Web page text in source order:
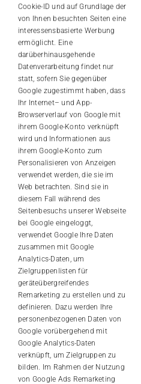
Cookie-ID und auf Grundlage der
von Ihnen besuchten Seiten eine
interessensbasierte Werbung
ermöglicht. Eine
darüberhinausgehende
Datenverarbeitung findet nur
statt, sofern Sie gegenüber
Google zugestimmt haben, dass
Ihr Internet– und App-
Browserverlauf von Google mit
ihrem Google-Konto verknüpft
wird und Informationen aus
ihrem Google-Konto zum
Personalisieren von Anzeigen
verwendet werden, die sie im
Web betrachten. Sind sie in
diesem Fall während des
Seitenbesuchs unserer Webseite
bei Google eingeloggt,
verwendet Google Ihre Daten
zusammen mit Google
Analytics-Daten, um
Zielgruppenlisten für
geräteübergreifendes
Remarketing zu erstellen und zu
definieren. Dazu werden Ihre
personenbezogenen Daten von
Google vorübergehend mit
Google Analytics-Daten
verknüpft, um Zielgruppen zu
bilden. Im Rahmen der Nutzung
von Google Ads Remarketing